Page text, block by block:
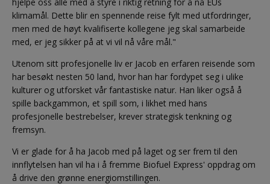
klimamål. Dette blir en spennende reise fylt med utfordringer,
men med de høyt kvalifiserte kollegene jeg skal samarbeide
med, er jeg sikker på at vi vil nå våre mål."
Utenom sitt profesjonelle liv er Jacob en erfaren reisende som
har besøkt nesten 50 land, hvor han har fordypet seg i ulike
kulturer og utforsket vår fantastiske natur. Han liker også å
spille backgammon, et spill som, i likhet med hans
profesjonelle bestrebelser, krever strategisk tenkning og
fremsyn.
Vi er glade for å ha Jacob med på laget og ser frem til den
innflytelsen han vil ha i å fremme Biofuel Express' oppdrag om
å drive den grønne energiomstillingen.